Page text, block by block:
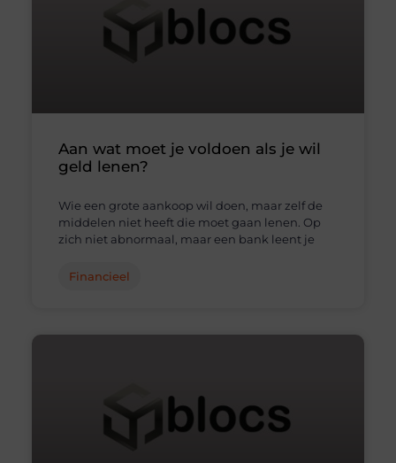
Aan wat moet je voldoen als je wil
geld lenen?
Wie een grote aankoop wil doen, maar zelf de
middelen niet heeft die moet gaan lenen. Op
zich niet abnormaal, maar een bank leent je
Financieel